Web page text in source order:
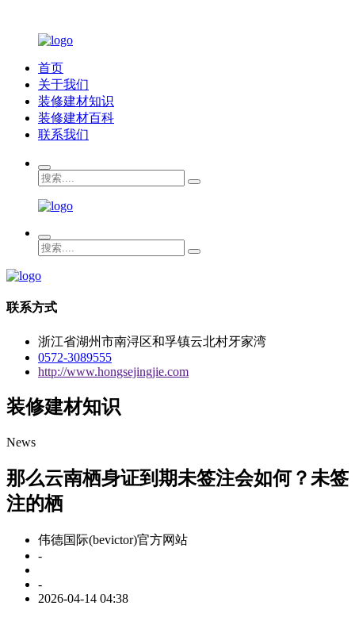
首页
关于我们
装修建材知识
装修建材百科
联系我们
联系方式
浙江省湖州市南浔区和孚镇云北村牙家湾
0572-3089555
http://www.hongsejingjie.com
装修建材知识
News
那么云南栖身证到期未签注会如何？未签
注的栖
伟德国际(bevictor)官方网站
-
-
2026-04-14 04:38